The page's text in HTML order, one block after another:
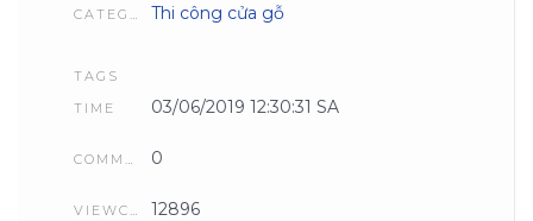
Thi công cửa gỗ
TAGS
TIME
03/06/2019 12:30:31 SA
COMMENTS 0
12896